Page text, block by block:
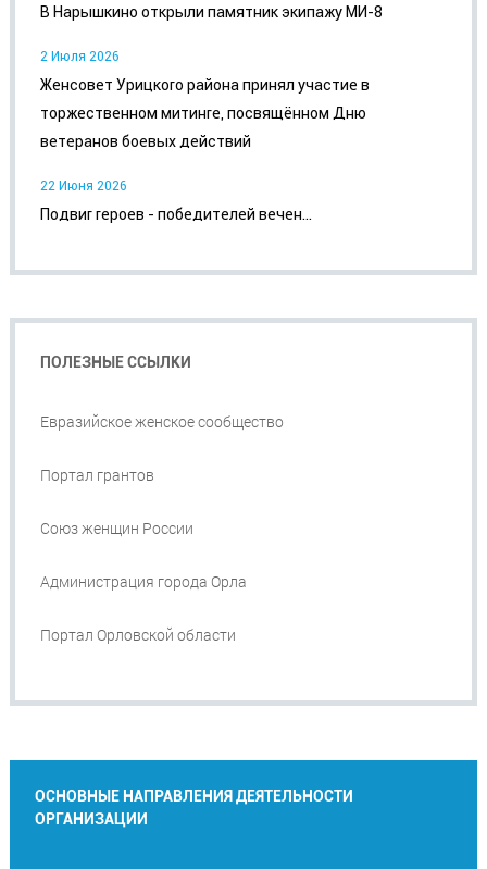
В Нарышкино открыли памятник экипажу МИ-8
2 Июля 2026
Женсовет Урицкого района принял участие в
торжественном митинге, посвящённом Дню
ветеранов боевых действий
22 Июня 2026
Подвиг героев - победителей вечен...
ПОЛЕЗНЫЕ ССЫЛКИ
Евразийское женское сообщество
Портал грантов
Союз женщин России
Администрация города Орла
Портал Орловской области
ОСНОВНЫЕ НАПРАВЛЕНИЯ ДЕЯТЕЛЬНОСТИ
ОРГАНИЗАЦИИ